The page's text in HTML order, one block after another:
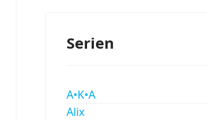
Serien
A•K•A
Alix